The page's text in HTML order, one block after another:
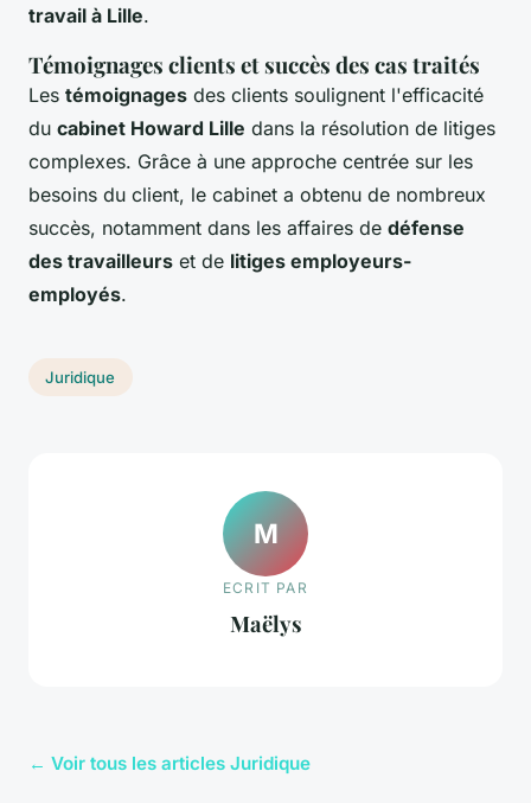
travail à Lille.
Témoignages clients et succès des cas traités
Les témoignages des clients soulignent l'efficacité
du cabinet Howard Lille dans la résolution de litiges
complexes. Grâce à une approche centrée sur les
besoins du client, le cabinet a obtenu de nombreux
succès, notamment dans les affaires de défense
des travailleurs et de litiges employeurs-
employés.
Juridique
M
ECRIT PAR
Maëlys
← Voir tous les articles Juridique